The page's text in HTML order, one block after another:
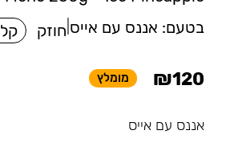
בטעם: אננס עם אייס חוזק קל
₪120 מומלץ
אננס עם אייס